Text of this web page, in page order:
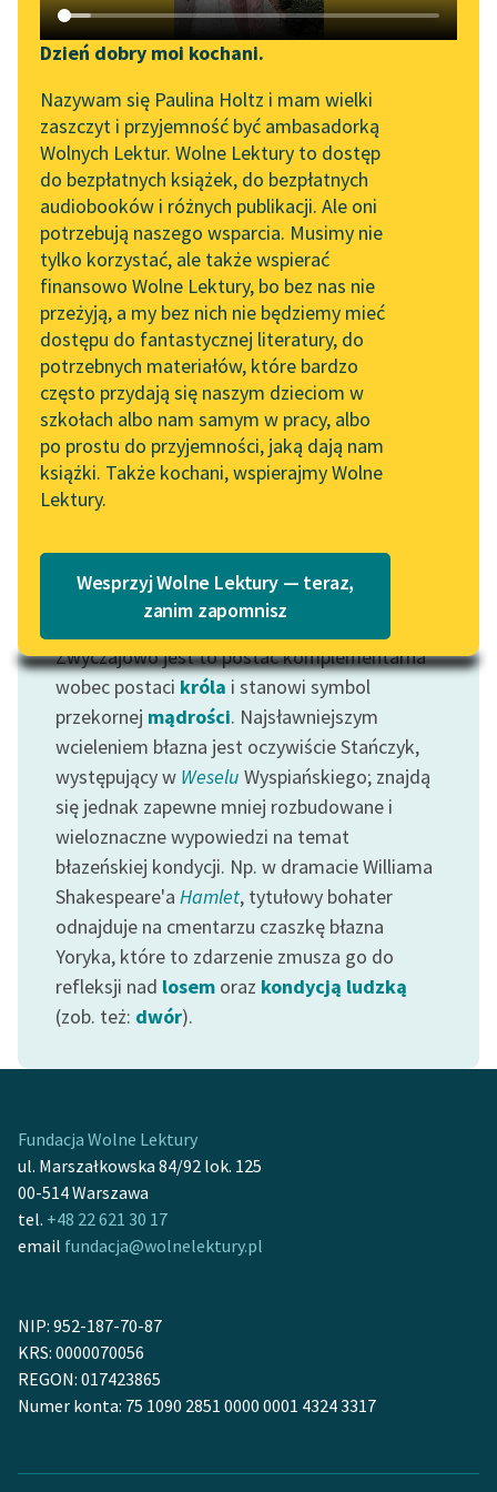
Katalog DAISY
Podkasty o książkach
Zgłoś brak utworu
Aktualności
„Prokurator Alicja Horn”
do słuchania
Byliśmy częścią AI Impact
Lab
Zapraszamy na spotkanie
online z tłumaczkami
literatury skandynawskiej
Spotkanie z Katarzyną
Tunkiel w Oslo
102. lata temu zmarł
Joseph Conrad
Lektury szkolne i klasyka
literatury do słuchania dla
uczennic i uczniów z
niepełnosprawnościami
E-kolekcja lektur
szkolnych i literatury do
słuchania dla uczennic i
uczniów z
niepełnosprawnościami
Feministyczne inspiracje.
Popularyzacja
skandynawskiej literatury
feministycznej
Ręce pełne poezji
lektur szkolnych oraz
Starego Testamentu
Odkurzamy bohaterów
Szkoła Poezji Wolnych
Narzędzia
Mapa Wolnych Lektur
Leśmianator
Przewodnik dla piszących i
czytających
API
OAI-PMH
Widget Wolnych Lektur
Przypisy
Katalog w formacie PDF
O nas
Kontakt
O projekcie
Dzień dobry moi kochani.
Nazywam się Paulina Holtz i mam wielki
zaszczyt i przyjemność być ambasadorką
Wolnych Lektur. Wolne Lektury to dostęp
do bezpłatnych książek, do bezpłatnych
audiobooków i różnych publikacji. Ale oni
potrzebują naszego wsparcia. Musimy nie
tylko korzystać, ale także wspierać
finansowo Wolne Lektury, bo bez nas nie
przeżyją, a my bez nich nie będziemy mieć
dostępu do fantastycznej literatury, do
potrzebnych materiałów, które bardzo
często przydają się naszym dzieciom w
szkołach albo nam samym w pracy, albo
po prostu do przyjemności, jaką dają nam
książki. Także kochani, wspierajmy Wolne
Lektury.
Wesprzyj Wolne Lektury — teraz,
zanim zapomnisz
Klementyna z Tańskich
Hoffmanowa
Dziennik
Franciszki
Krasińskiej
nasz Macienko;
szczególny to
człowiek, a powiadają,
że dawniej takich ludzi
bardzo wiele bywało i...
Czytaj więcej
Motyw: Błazen
Zwyczajowo jest to postać komplementarna
wobec postaci króla i stanowi symbol
przekornej mądrości. Najsławniejszym
wcieleniem błazna jest oczywiście Stańczyk,
występujący w Weselu Wyspiańskiego; znajdą
się jednak zapewne mniej rozbudowane i
wieloznaczne wypowiedzi na temat
błazeńskiej kondycji. Np. w dramacie Williama
Shakespeare'a Hamlet, tytułowy bohater
odnajduje na cmentarzu czaszkę błazna
Yoryka, które to zdarzenie zmusza go do
refleksji nad losem oraz kondycją ludzką
(zob. też: dwór).
Fundacja Wolne Lektury
ul. Marszałkowska 84/92 lok. 125
00-514 Warszawa
tel. +48 22 621 30 17
email fundacja@wolnelektury.pl
NIP: 952-187-70-87
KRS: 0000070056
REGON: 017423865
Numer konta: 75 1090 2851 0000 0001 4324 3317